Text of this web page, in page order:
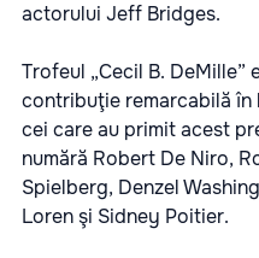
actorului Jeff Bridges.
Trofeul „Cecil B.
contribuţie remarcabilă în
cei care au primit acest
numără Robert De Niro,
Spielberg, Denzel
Loren şi Sidney Poitier.